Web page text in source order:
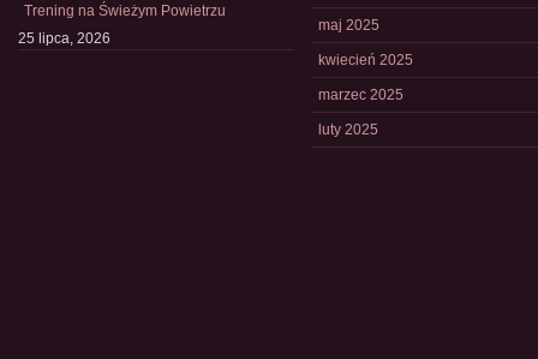
Trening na Świeżym Powietrzu
25 lipca, 2026
maj 2025
kwiecień 2025
marzec 2025
luty 2025